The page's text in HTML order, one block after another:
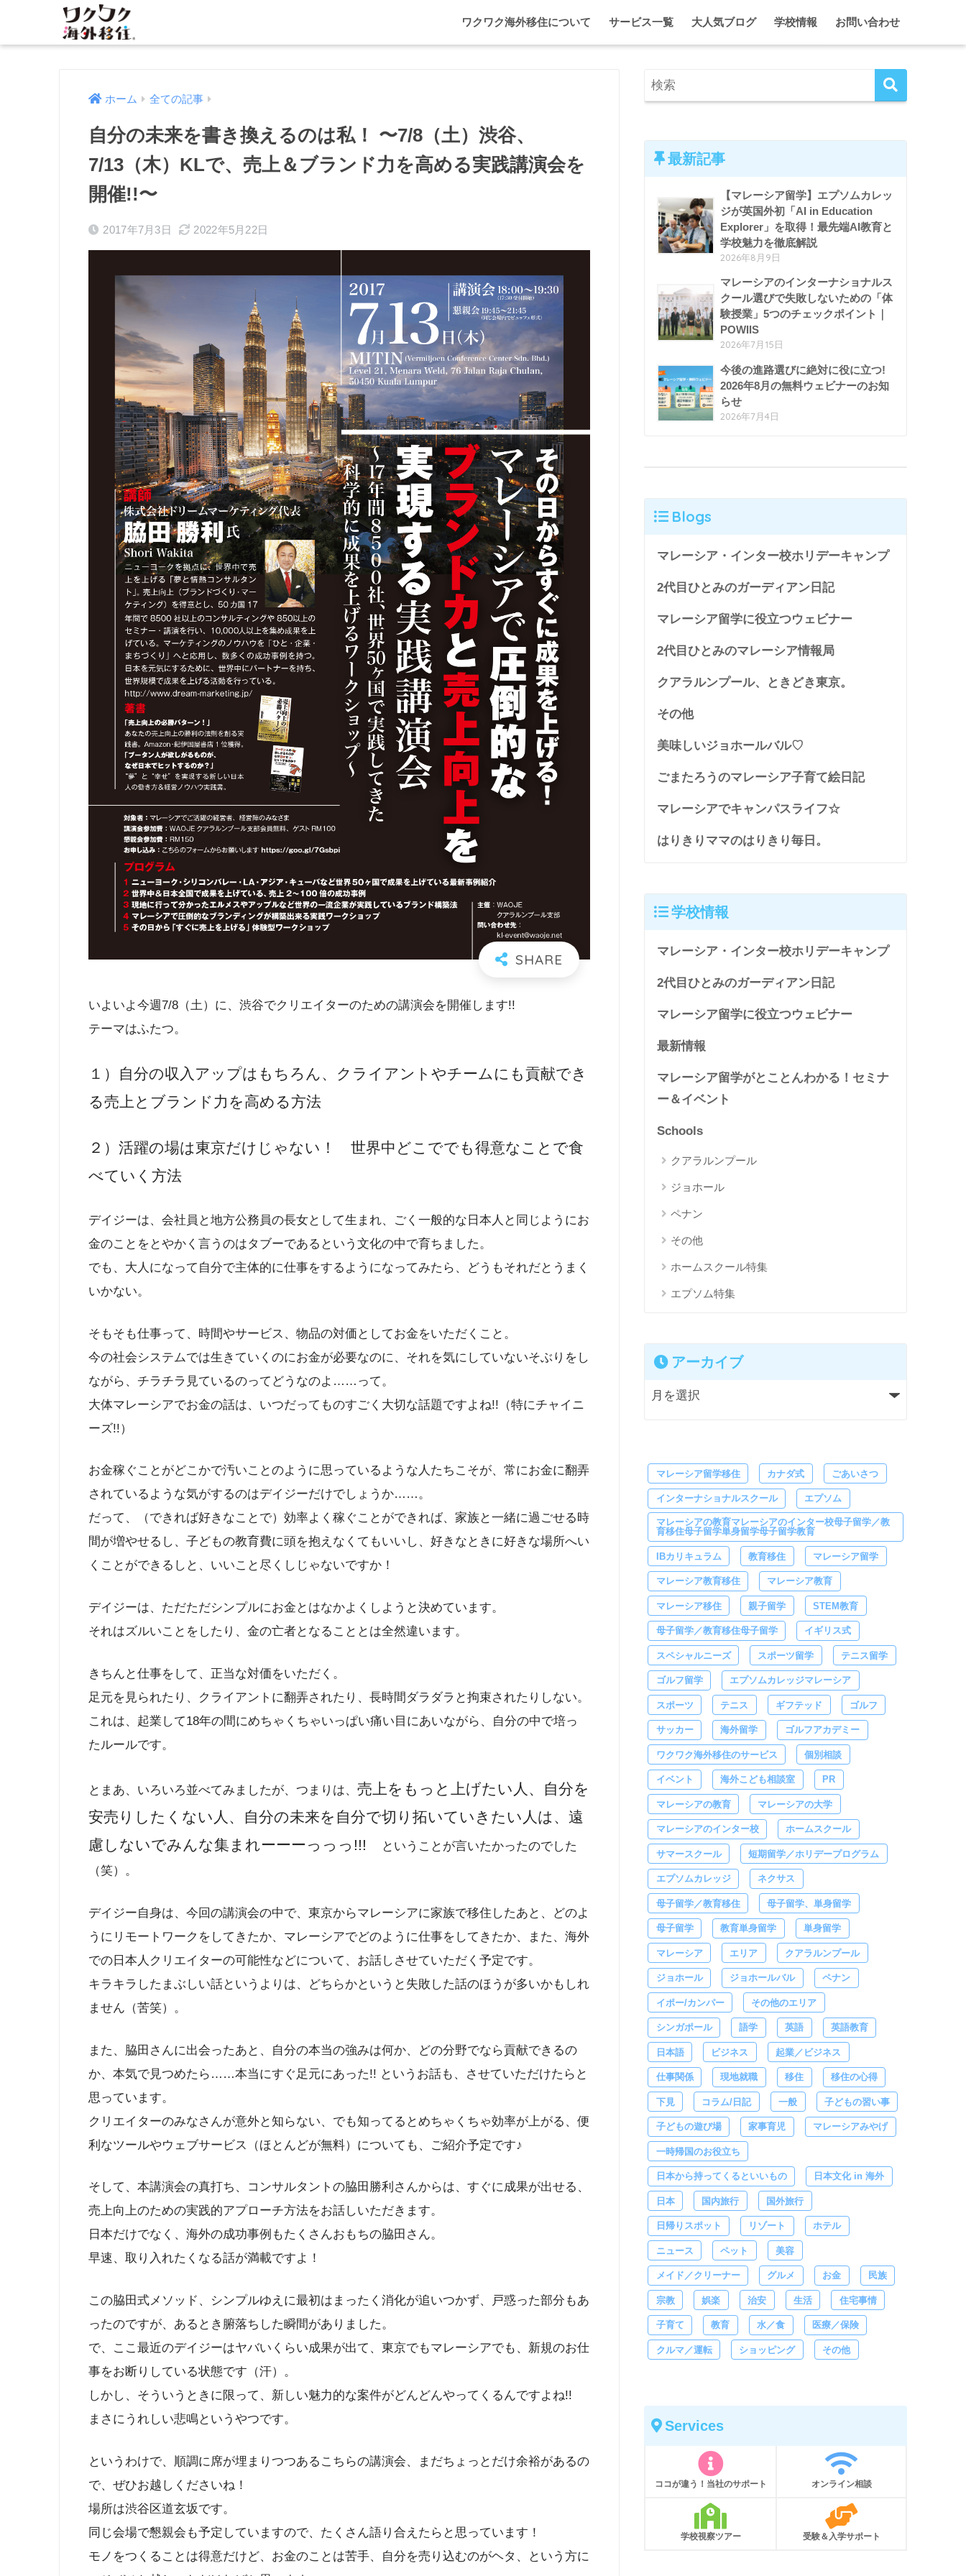
ワクワク海外移住について サービス一覧
エプソム単身留学 入学＆ガーディアンシップ
大人気ブログ 学校情報 お問い合わせ
ホーム 全ての記事
自分の未来を書き換えるのは私！ 〜7/8（土）渋谷、
7/13（木）KLで、売上＆ブランド力を高める実践講演会を
開催!!〜
2017年7月3日 2022年5月22日
いよいよ今週7/8（土）に、渋谷でクリエイターのための講演会を開催します!!
テーマはふたつ。
１）自分の収入アップはもちろん、クライアントやチームにも貢献でき
る売上とブランド力を高める方法
２）活躍の場は東京だけじゃない！ 世界中どこででも得意なことで食
べていく方法
デイジーは、会社員と地方公務員の長女として生まれ、ごく一般的な日本人と同じようにお
金のことをとやかく言うのはタブーであるという文化の中で育ちました。
でも、大人になって自分で主体的に仕事をするようになってみたら、どうもそれだとうまく
いかない。
そもそも仕事って、時間やサービス、物品の対価としてお金をいただくこと。
今の社会システムでは生きていくのにお金が必要なのに、それを気にしていないそぶりをし
ながら、チラチラ見ているのってどうなのよ……って。
大体マレーシアでお金の話は、いつだってものすごく大切な話題ですよね!!（特にチャイニ
ーズ!!）
お金稼ぐことがどこかで汚いことのように思っているような人たちこそが、常にお金に翻弄
されているような気がするのはデイジーだけでしょうか……。
だって、（できれば好きなことで）効率よく稼ぐことができれば、家族と一緒に過ごせる時
間が増やせるし、子どもの教育費に頭を抱えなくてもいいし、好きなときに好きな場所へい
くことができるしと、いいこと尽くしじゃないですか！
デイジーは、ただただシンプルにお金とはなかよくしようと決めています。
それはズルいことをしたり、金の亡者となることとは全然違います。
きちんと仕事をして、正当な対価をいただく。
足元を見られたり、クライアントに翻弄されたり、長時間ダラダラと拘束されたりしない。
これは、起業して18年の間にめちゃくちゃいっぱい痛い目にあいながら、自分の中で培っ
たルールです。
とまあ、いろいろ並べてみましたが、つまりは、 売上をもっと上げたい人、自分を
安売りしたくない人、自分の未来を自分で切り拓いていきたい人は、遠
慮しないでみんな集まれーーーっっっ!!!
ということが言いたかったのでした
（笑）。
デイジー自身は、今回の講演会の中で、東京からマレーシアに家族で移住したあと、どのよ
うにリモートワークをしてきたか、マレーシアでどのように仕事をしてきたか、また、海外
での日本人クリエイターの可能性などについて、お話しさせていただく予定です。
キラキラしたまぶしい話というよりは、どちらかというと失敗した話のほうが多いかもしれ
ません（苦笑）。
また、脇田さんに出会ったあと、自分の本当の強みは何か、どの分野でなら貢献できるの
か、本気で見つめたら……本当にすぐ足元にあった!! というお話も、させていただけたらと
思っています。
クリエイターのみなさんが意外と知らない、でも知ってるとめちゃくちゃ効率が上がる、便
利なツールやウェブサービス（ほとんどが無料）についても、ご紹介予定です♪
そして、本講演会の真打ち、コンサルタントの脇田勝利さんからは、すぐに成果が出せる、
売上向上のための実践的アプローチ方法をお話しいただきます。
日本だけでなく、海外の成功事例もたくさんおもちの脇田さん。
早速、取り入れたくなる話が満載ですよ！
この脇田式メソッド、シンプルゆえに最初はまったく消化が追いつかず、戸惑った部分もあ
ったのですが、あるとき腑落ちした瞬間がありました。
で、ここ最近のデイジーはヤバいくらい成果が出て、東京でもマレーシアでも、新規のお仕
事をお断りしている状態です（汗）。
しかし、そういうときに限って、新しい魅力的な案件がどんどんやってくるんですよね!!
まさにうれしい悲鳴というやつです。
というわけで、順調に席が埋まりつつあるこちらの講演会、まだちょっとだけ余裕があるの
で、ぜひお越しくださいね！
場所は渋谷区道玄坂です。
同じ会場で懇親会も予定していますので、たくさん語り合えたらと思っています！
モノをつくることは得意だけど、お金のことは苦手、自分を売り込むのがヘタ、という方に
最新記事
【マレーシア留学】エプソムカレッ
ジが英国外初「AI in Education
Explorer」を取得！最先端AI教育と
学校魅力を徹底解説
2026年8月9日
マレーシアのインターナショナルス
クール選びで失敗しないための「体
験授業」5つのチェックポイント｜
POWIIS
2026年7月15日
今後の進路選びに絶対に役に立つ!
2026年8月の無料ウェビナーのお知
らせ
2026年7月4日
Blogs
マレーシア・インター校ホリデーキャンプ
2代目ひとみのガーディアン日記
マレーシア留学に役立つウェビナー
2代目ひとみのマレーシア情報局
クアラルンプール、ときどき東京。
その他
美味しいジョホールバル♡
ごまたろうのマレーシア子育て絵日記
マレーシアでキャンパスライフ☆
はりきりママのはりきり毎日。
学校情報
マレーシア・インター校ホリデーキャンプ
2代目ひとみのガーディアン日記
マレーシア留学に役立つウェビナー
最新情報
マレーシア留学がとことんわかる！セミナ
ー＆イベント
Schools
クアラルンプール
ジョホール
ペナン
その他
ホームスクール特集
エプソム特集
アーカイブ
マレーシア留学移住 カナダ式 ごあいさつ
インターナショナルスクール エプソム
マレーシアの教育マレーシアのインター校母子留学／教
育移住母子留学単身留学母子留学教育
IBカリキュラム 教育移住 マレーシア留学
マレーシア教育移住 マレーシア教育
マレーシア移住 親子留学 STEM教育
母子留学／教育移住母子留学 イギリス式
スペシャルニーズ スポーツ留学 テニス留学
ゴルフ留学 エプソムカレッジマレーシア
スポーツ テニス ギフテッド ゴルフ
サッカー 海外留学 ゴルフアカデミー
ワクワク海外移住のサービス 個別相談
イベント 海外こども相談室 PR
マレーシアの教育 マレーシアの大学
マレーシアのインター校 ホームスクール
サマースクール 短期留学／ホリデープログラム
エプソムカレッジ ネクサス
母子留学／教育移住 母子留学、単身留学
母子留学 教育単身留学 単身留学
マレーシア エリア クアラルンプール
ジョホール ジョホールバル ペナン
イポー/カンパー その他のエリア
シンガポール 語学 英語 英語教育
日本語 ビジネス 起業／ビジネス
仕事関係 現地就職 移住 移住の心得
下見 コラム/日記 一般 子どもの習い事
子どもの遊び場 家事育児 マレーシアみやげ
一時帰国のお役立ち
日本から持ってくるといいもの 日本文化 in 海外
日本 国内旅行 国外旅行
日帰りスポット リゾート ホテル
ニュース ペット 美容
メイド／クリーナー グルメ お金 民族
宗教 娯楽 治安 生活 住宅事情
子育て 教育 水／食 医療／保険
クルマ／運転 ショッピング その他
Services
ココが違う！当社のサポート オンライン相談
学校視察ツアー 受験＆入学サポート